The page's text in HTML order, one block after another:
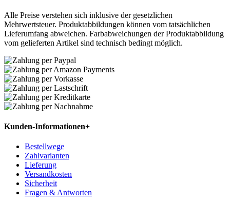
Alle Preise verstehen sich inklusive der gesetzlichen
Mehrwertsteuer. Produktabbildungen können vom tatsächlichen
Lieferumfang abweichen. Farbabweichungen der Produktabbildung
vom gelieferten Artikel sind technisch bedingt möglich.
Kunden-Informationen+
Bestellwege
Zahlvarianten
Lieferung
Versandkosten
Sicherheit
Fragen & Antworten